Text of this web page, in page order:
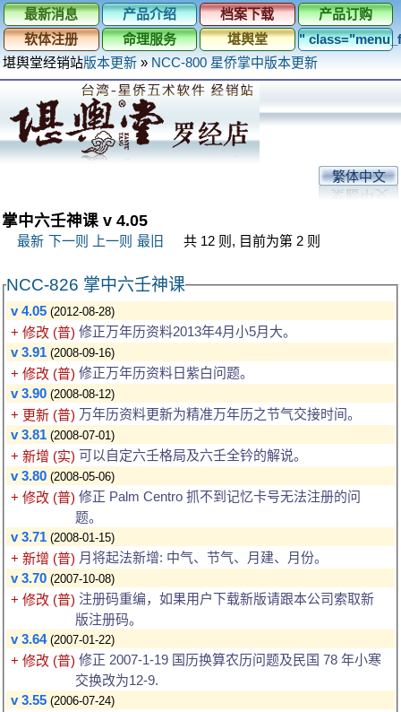
最新消息 产品介绍 档案下载
产品订购
软体注册
命理服务 堪舆堂
"
堪舆堂经销站版本更新 » NCC-800 星侨掌中版本更新
繁体中文
掌中六壬神课 v 4.05
最新 下一则 上一则 最旧 共 12 则, 目前为第 2 则
NCC-826 掌中六壬神课
v 4.05 (2012-08-28)
+ 修改 (普) 修正万年历资料2013年4月小5月大。
v 3.91 (2008-09-16)
+ 修改 (普) 修正万年历资料日紫白问题。
v 3.90 (2008-08-12)
+ 更新 (普) 万年历资料更新为精准万年历之节气交接时间。
v 3.81 (2008-07-01)
+ 新增 (实) 可以自定六壬格局及六壬全钤的解说。
v 3.80 (2008-05-06)
+ 修改 (普) 修正 Palm Centro 抓不到记忆卡号无法注册的问
题。
v 3.71 (2008-01-15)
+ 新增 (普) 月将起法新增: 中气、节气、月建、月份。
v 3.70 (2007-10-08)
+ 修改 (普) 注册码重编，如果用户下载新版请跟本公司索取新
版注册码。
v 3.64 (2007-01-22)
+ 修改 (普) 修正 2007-1-19 国历换算农历问题及民国 78 年小寒
交换改为12-9.
v 3.55 (2006-07-24)